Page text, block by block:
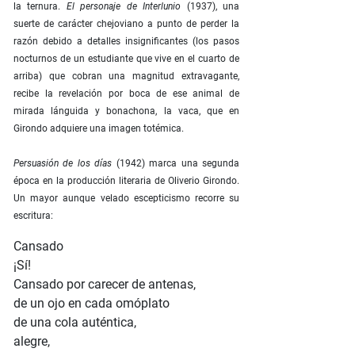
la ternura. El personaje de Interlunio (1937), una
suerte de carácter chejoviano a punto de perder la
razón debido a detalles insignificantes (los pasos
nocturnos de un estudiante que vive en el cuarto de
arriba) que cobran una magnitud extravagante,
recibe la revelación por boca de ese animal de
mirada lánguida y bonachona, la vaca, que en
Girondo adquiere una imagen totémica.
Persuasión de los días (1942) marca una segunda
época en la producción literaria de Oliverio Girondo.
Un mayor aunque velado escepticismo recorre su
escritura:
Cansado
¡Sí!
Cansado por carecer de antenas,
de un ojo en cada omóplato
de una cola auténtica,
alegre,